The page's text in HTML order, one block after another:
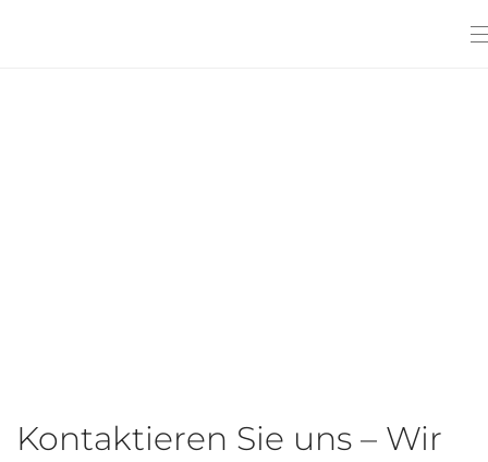
Kontaktieren Sie uns – Wir